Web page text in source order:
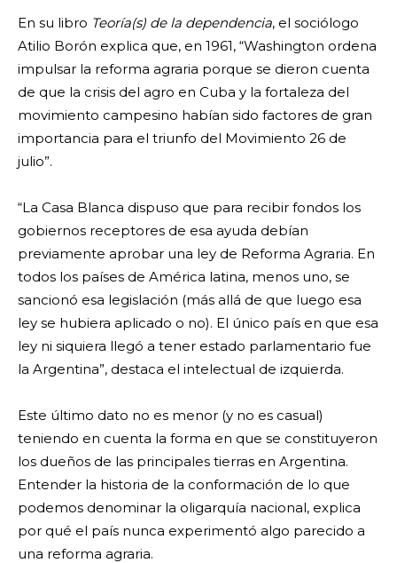
En su libro Teoría(s) de la dependencia, el sociólogo
Atilio Borón explica que, en 1961, “Washington ordena
impulsar la reforma agraria porque se dieron cuenta
de que la crisis del agro en Cuba y la fortaleza del
movimiento campesino habían sido factores de gran
importancia para el triunfo del Movimiento 26 de
julio”.
“La Casa Blanca dispuso que para recibir fondos los
gobiernos receptores de esa ayuda debían
previamente aprobar una ley de Reforma Agraria. En
todos los países de América latina, menos uno, se
sancionó esa legislación (más allá de que luego esa
ley se hubiera aplicado o no). El único país en que esa
ley ni siquiera llegó a tener estado parlamentario fue
la Argentina”, destaca el intelectual de izquierda.
Este último dato no es menor (y no es casual)
teniendo en cuenta la forma en que se constituyeron
los dueños de las principales tierras en Argentina.
Entender la historia de la conformación de lo que
podemos denominar la oligarquía nacional, explica
por qué el país nunca experimentó algo parecido a
una reforma agraria.